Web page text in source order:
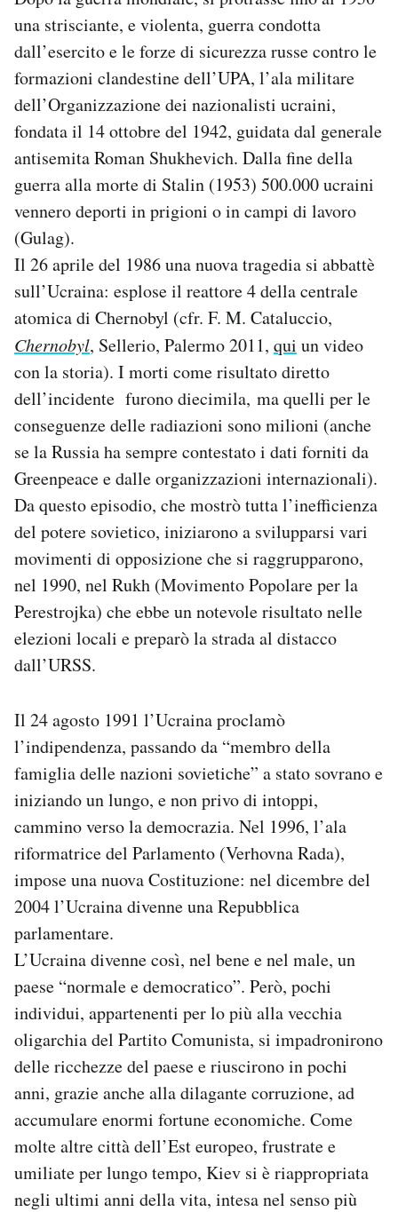
una strisciante, e violenta, guerra condotta
dall’esercito e le forze di sicurezza russe contro le
formazioni clandestine dell’UPA, l’ala militare
dell’Organizzazione dei nazionalisti ucraini,
fondata il 14 ottobre del 1942, guidata dal generale
antisemita Roman Shukhevich. Dalla fine della
guerra alla morte di Stalin (1953) 500.000 ucraini
vennero deporti in prigioni o in campi di lavoro
(Gulag).
Il 26 aprile del 1986 una nuova tragedia si abbattè
sull’Ucraina: esplose il reattore 4 della centrale
atomica di Chernobyl (cfr. F. M. Cataluccio,
Chernobyl, Sellerio, Palermo 2011, qui un video
con la storia). I morti come risultato diretto
dell’incidente furono diecimila, ma quelli per le
conseguenze delle radiazioni sono milioni (anche
se la Russia ha sempre contestato i dati forniti da
Greenpeace e dalle organizzazioni internazionali).
Da questo episodio, che mostrò tutta l’inefficienza
del potere sovietico, iniziarono a svilupparsi vari
movimenti di opposizione che si raggrupparono,
nel 1990, nel Rukh (Movimento Popolare per la
Perestrojka) che ebbe un notevole risultato nelle
elezioni locali e preparò la strada al distacco
dall’URSS.
Il 24 agosto 1991 l’Ucraina proclamò
l’indipendenza, passando da “membro della
famiglia delle nazioni sovietiche” a stato sovrano e
iniziando un lungo, e non privo di intoppi,
cammino verso la democrazia. Nel 1996, l’ala
riformatrice del Parlamento (Verhovna Rada),
impose una nuova Costituzione: nel dicembre del
2004 l’Ucraina divenne una Repubblica
parlamentare.
L’Ucraina divenne così, nel bene e nel male, un
paese “normale e democratico”. Però, pochi
individui, appartenenti per lo più alla vecchia
oligarchia del Partito Comunista, si impadronirono
delle ricchezze del paese e riuscirono in pochi
anni, grazie anche alla dilagante corruzione, ad
accumulare enormi fortune economiche. Come
molte altre città dell’Est europeo, frustrate e
umiliate per lungo tempo, Kiev si è riappropriata
negli ultimi anni della vita, intesa nel senso più